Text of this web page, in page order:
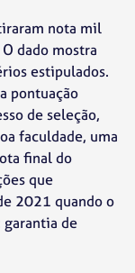
nota mil
dado mostra
estipulados.
pontuação
de seleção,
faculdade, uma
final do
que
2021 quando o
de